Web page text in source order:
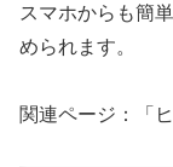
スマホからも簡
められます。
関連ページ：「